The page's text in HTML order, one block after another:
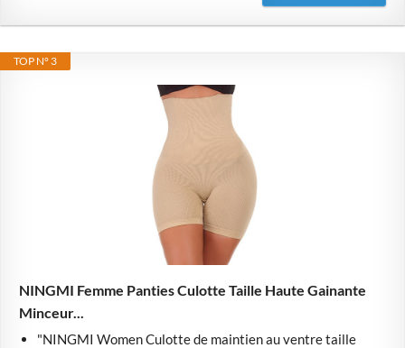
TOP N° 3
NINGMI Femme Panties Culotte Taille Haute Gainante
Minceur...
"NINGMI Women Culotte de maintien au ventre taille